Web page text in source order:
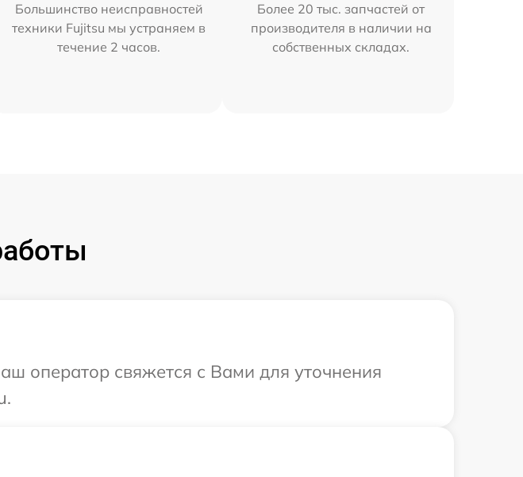
Большинство неисправностей
техники Fujitsu мы устраняем в
течение 2 часов.
Более 20 тыс. запчастей от
производителя в наличии на
собственных складах.
оператор свяжется с Вами для уточнения